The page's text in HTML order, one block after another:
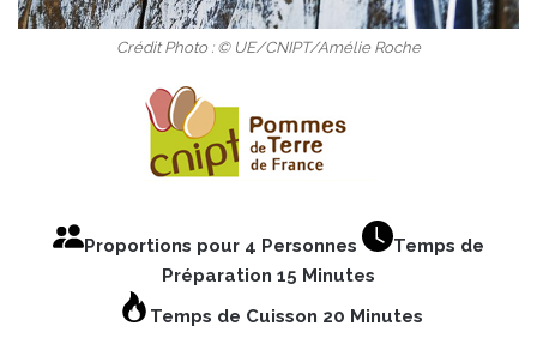
Crédit Photo : © UE/CNIPT/Amélie Roche
Proportions pour 4 Personnes
Temps de
Préparation 15 Minutes
Temps de Cuisson 20 Minutes